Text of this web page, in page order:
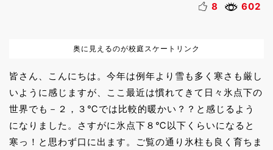
8 602
奥に見えるのが校庭スケートリンク
皆さん、こんにちは。今年は例年より雪も多く寒さも厳し
いように感じますが、ここ最近は慣れてきて日々氷点下の
世界でも－２，３℃では比較的暖かい？？と感じるよう
になりました。さすがに氷点下８℃以下くらいになると
寒っ！と思わず口に出ます。ご覧の通り氷柱も良く育ちま